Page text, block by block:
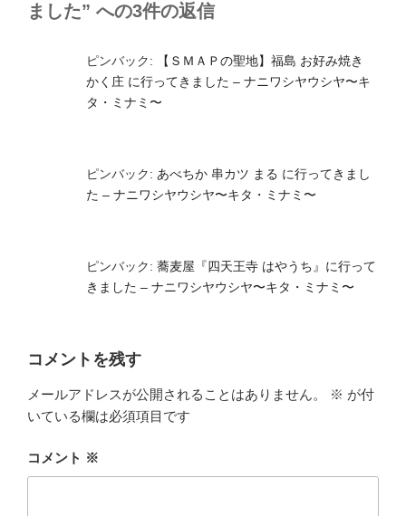
ました” への3件の返信
ピンバック:
【ＳＭＡＰの聖地】福島 お好み焼き
かく庄 に行ってきました – ナニワシヤウシヤ〜キ
タ・ミナミ〜
ピンバック: あべちか 串カツ まる に行ってきまし
た – ナニワシヤウシヤ〜キタ・ミナミ〜
ピンバック: 蕎麦屋『四天王寺 はやうち』に行って
きました – ナニワシヤウシヤ〜キタ・ミナミ〜
コメントを残す
メールアドレスが公開されることはありません。 ※ が付
いている欄は必須項目です
コメント ※